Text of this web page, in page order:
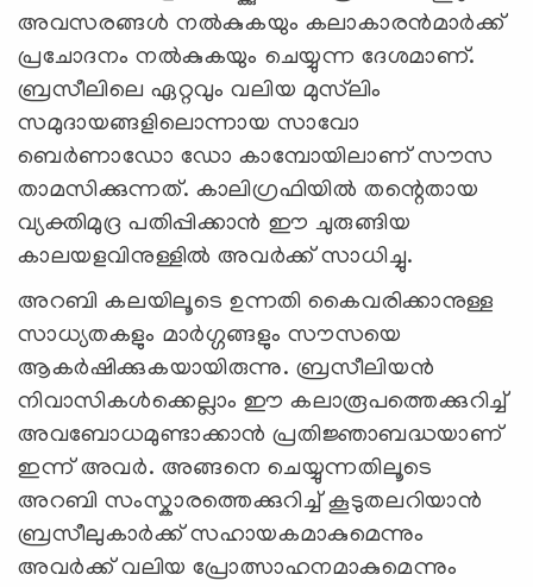
അവസരങ്ങൾ നൽകുകയും കലാകാരൻമാർക്ക്
പ്രചോദനം നൽകുകയും ചെയ്യുന്ന ദേശമാണ്.
ബ്രസീലിലെ ഏറ്റവും വലിയ മുസ്‍ലിം
സമുദായങ്ങളിലൊന്നായ സാവോ
ബെർണാഡോ ഡോ കാമ്പോയിലാണ് സൗസ
താമസിക്കുന്നത്. കാലിഗ്രഫിയിൽ തന്റെതായ
വ്യക്തിമുദ്ര പതിപ്പിക്കാൻ ഈ ചുരുങ്ങിയ
കാലയളവിനുള്ളിൽ അവർക്ക് സാധിച്ചു.
അറബി കലയിലൂടെ ഉന്നതി കൈവരിക്കാനുള്ള
സാധ്യതകളും മാർഗ്ഗങ്ങളും സൗസയെ
ആകർഷിക്കുകയായിരുന്നു. ബ്രസീലിയൻ
നിവാസികൾക്കെല്ലാം ഈ കലാരൂപത്തെക്കുറിച്ച്
അവബോധമുണ്ടാക്കാൻ പ്രതിജ്ഞാബദ്ധയാണ്
ഇന്ന് അവര്‍. അങ്ങനെ ചെയ്യുന്നതിലൂടെ
അറബി സംസ്കാരത്തെക്കുറിച്ച് കൂടുതലറിയാൻ
ബ്രസീലുകാർക്ക് സഹായകമാകുമെന്നും
അവർക്ക് വലിയ പ്രോത്സാഹനമാകുമെന്നും